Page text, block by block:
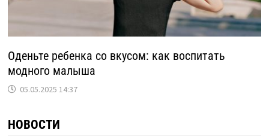
Оденьте ребенка со вкусом: как воспитать
модного малыша
05.05.2025 14:37
НОВОСТИ